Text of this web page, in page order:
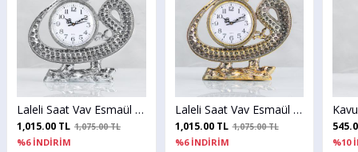
Laleli Saat Vav Esmaül Hüsnalı - Gümüş Renk - Ebat : 30 x 29 cm.
1,015.00 TL 1,075.00 TL
%6 İNDİRİM
Laleli Saat Vav Esmaül Hüsnalı - Altın Renk - Ebat : 30 x 29 cm.
1,015.00 TL 1,075.00 TL
%6 İNDİRİM %10